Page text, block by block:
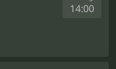
14:00